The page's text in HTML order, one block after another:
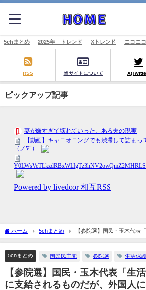
5chまとめ 2025年 トレンド Xトレンド ニコニ
RSS 当サイトについて
ピックアップ記事
ホーム 5chまとめ
【参院選】国民・玉木代表
されるものだが、外国人に法律なく支給されている、議論必要
5chまとめ
国民民主党 参院選 生活保護
【参院選】国民・玉木代表「生
に支給されるものだが、外国人